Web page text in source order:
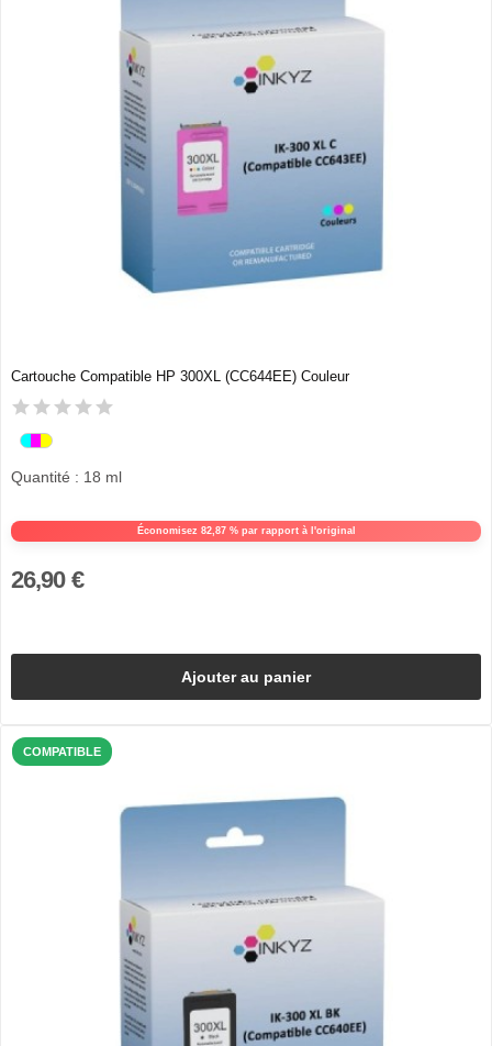
Cartouche Compatible HP 300XL (CC644EE) Couleur
Économisez 82,87 % par rapport à l'original
Quantité : 18 ml
26,90 €
Ajouter au panier
COMPATIBLE